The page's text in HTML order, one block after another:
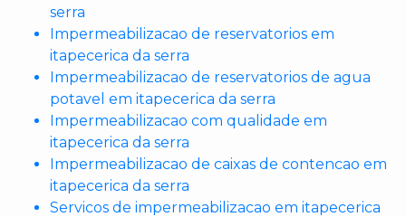
serra
Impermeabilizacao de reservatorios em
itapecerica da serra
Impermeabilizacao de reservatorios de agua
potavel em itapecerica da serra
Impermeabilizacao com qualidade em
itapecerica da serra
Impermeabilizacao de caixas de contencao em
itapecerica da serra
Servicos de impermeabilizacao em itapecerica